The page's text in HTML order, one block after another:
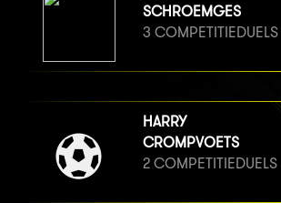
SCHROEMGES
3 COMPETITIEDUELS
HARRY
CROMPVOETS
2 COMPETITIEDUELS